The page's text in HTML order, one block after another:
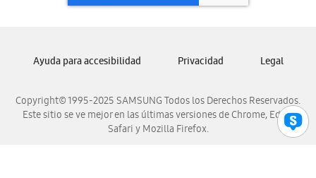
Samsung Panamá
Samsung Venezuela
Copyright© 1995-2025 SAMSUNG Todos los Derechos Reservados.
Este sitio se ve mejor en las últimas versiones de Chrome, Edge,
Safari y Mozilla Firefox.
Ayuda para accesibilidad Privacidad Legal